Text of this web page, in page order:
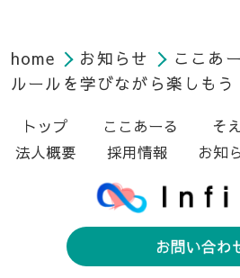
home お知らせ ここあ
ルールを学びながら楽しも
トップ ここあーる そ
法人概要
採用情報 お知
お問い合わ